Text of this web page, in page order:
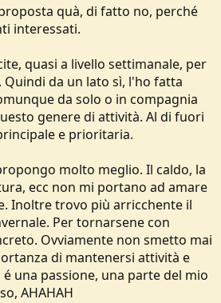
quà, di fatto no, perché
interessati.
quasi a livello settimanale, per
da un lato sì, l'ho fatta
da solo o in compagnia
genere di attività. Al di fuori
e prioritaria.
molto meglio. Il caldo, la
ecc non mi portano ad amare
Inoltre trovo più arricchente il
Per tornarsene con
Ovviamente non smetto mai
di mantenersi attività e
una passione, una parte del mio
AHAHAH